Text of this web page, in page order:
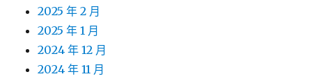
2025 年 2 月
2025 年 1 月
2024 年 12 月
2024 年 11 月